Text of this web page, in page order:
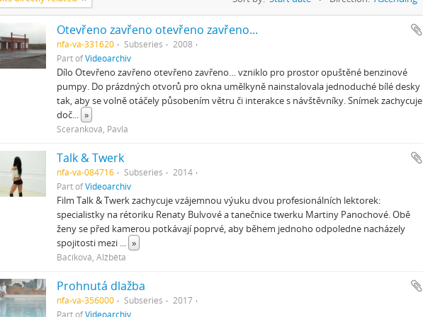
Otevřeno zavřeno otevřeno zavřeno...
nfa-va-331620 Subseries
2008
Part ofVideoarchiv
Dílo Otevřeno zavřeno otevřeno zavřeno… vzniklo pro prostor opuštěné benzinové
pumpy. Do prázdných otvorů pro okna umělkyně nainstalovala jednoduché bílé desky
tak, aby se volně otáčely působením větru či interakce s návštěvníky. Snímek zachycuje
doč... »
Sceranková, Pavla
Talk & Twerk
nfa-va-084716 Subseries
2014
Part ofVideoarchiv
Film Talk & Twerk zachycuje vzájemnou výuku dvou profesionálních lektorek:
specialistky na rétoriku Renaty Bulvové a tanečnice twerku Martiny Panochové. Obě
ženy se před kamerou potkávají poprvé, aby během jednoho odpoledne nacházely
spojitosti mezi ... »
Bačíková, Alžběta
Prohnutá dlažba
nfa-va-356000 Subseries
2017
Part ofVideoarchiv